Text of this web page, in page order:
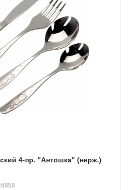
4-пр. "Антошка" (нерж.)